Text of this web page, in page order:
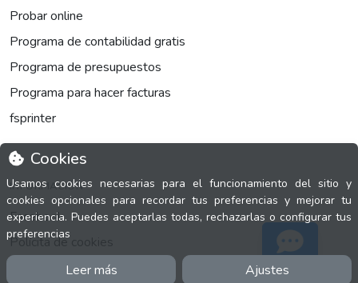
Cookies
Usamos cookies necesarias para el funcionamiento del sitio y
cookies opcionales para recordar tus preferencias y mejorar tu
experiencia. Puedes aceptarlas todas, rechazarlas o configurar tus
preferencias
Leer más Ajustes
Probar online
Programa de contabilidad gratis
Programa de presupuestos
Programa para hacer facturas
fsprinter
INFORMACIÓN
Facebook
Polícita de cookies
Política de privacidad
Soporte